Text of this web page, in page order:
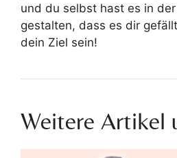
und du selbst hast es in
gestalten, dass es dir
dein Ziel sein!
Weitere Artikel